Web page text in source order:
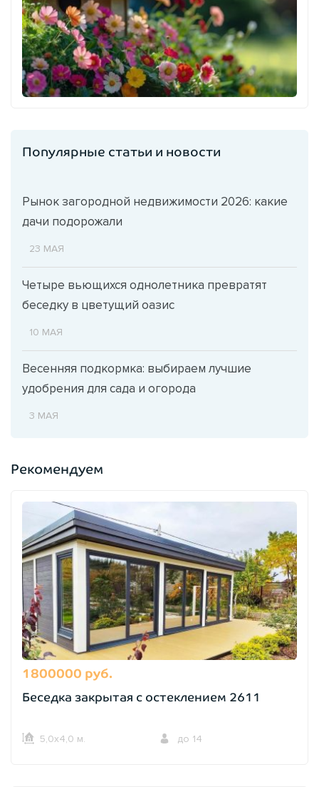
Популярные статьи и новости
Рынок загородной недвижимости 2026: какие
дачи подорожали
23 МАЯ
Четыре вьющихся однолетника превратят
беседку в цветущий оазис
10 МАЯ
Весенняя подкормка: выбираем лучшие
удобрения для сада и огорода
3 МАЯ
Рекомендуем
1800000 руб.
Беседка закрытая с остеклением 2611
5,0х4,0 м. до 14